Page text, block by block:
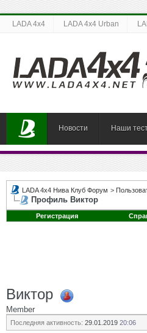
LADA 4x4 LADA 4x4 Urban
Новости Наши
LADA 4x4 Нива Клуб Форум >
Профиль Виктор
Регистрация
Виктор
Member
Последняя активность: 29.01.2019 20:06